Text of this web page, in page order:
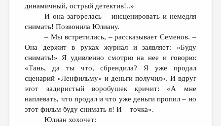
динамичный, острый детектив!..»
И она загорелась – инсценировать и немедля
снимать! Позвонила Юлиану.
– Мы встретились, – рассказывает Семенов. –
Она держит в руках журнал и заявляет: «Буду
снимать!» Я удивленно смотрю на нее и говорю:
«Тань, да ты что, сбрендила? Я уже продал
сценарий «Ленфильму» и деньги получил». И вдруг
этот задиристый воробушек кричит: «А мне
наплевать, что продал и что уже деньги пропил – но
этот фильм буду снимать я! И – точка».
Юлиан хохочет: